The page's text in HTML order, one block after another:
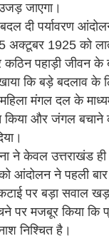
जाएगा।
दी पर्यावरण
अक्टूबर 1925 को
पहाड़ी जीवन के
कि बड़े बदलाव के
मंगल दल के
किया और जंगल बचाने
ने केवल उत्तराखंड
आंदोलन ने पहली
पर बड़ा सवाल
पर मजबूर किया कि
निश्चित है।